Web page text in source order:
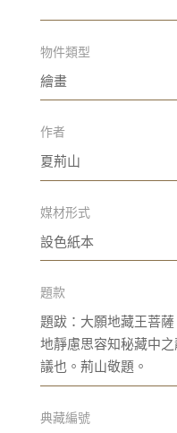
物件類型
繪畫
作者
夏荊山
媒材形式
設色紙本
題款
題跋：大願地藏王菩
地靜慮思容知秘藏中
議也。荊山敬題。
典藏編號